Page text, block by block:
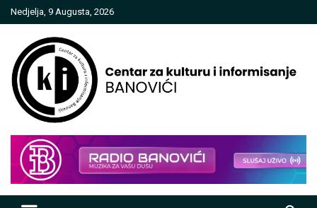
Skip
to
Nedjelja, 9 Augusta, 2026
Centar za kulturu i informisanje
Banovići